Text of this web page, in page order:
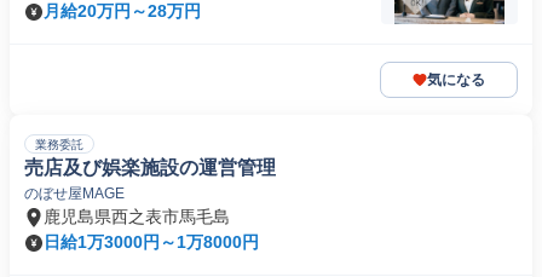
月給20万円～28万円
気になる
業務委託
売店及び娯楽施設の運営管理
のぼせ屋MAGE
鹿児島県西之表市馬毛島
日給1万3000円～1万8000円